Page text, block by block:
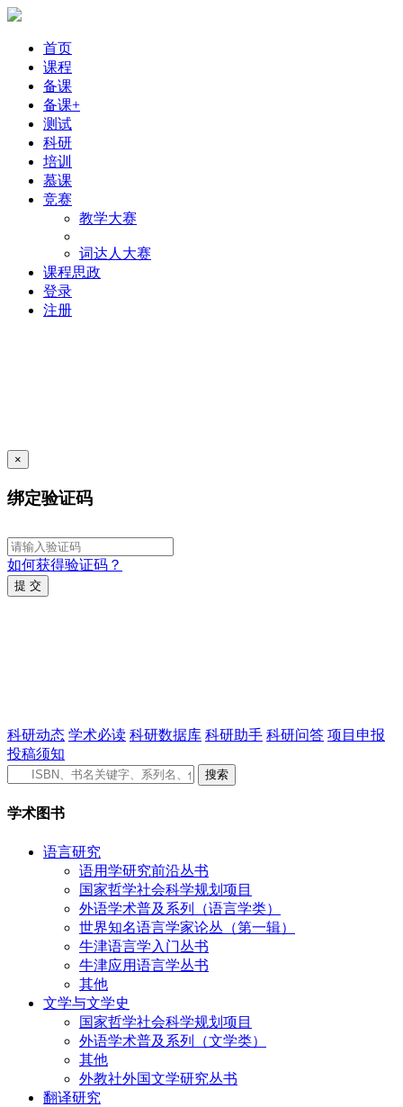
首页
课程
备课
备课+
测试
科研
培训
慕课
竞赛
教学大赛
词达人大赛
课程思政
登录
注册
×
绑定验证码
如何获得验证码？
提 交
科研动态 学术必读 科研数据库 科研助手 科研问答 项目申报
投稿须知
搜索
学术图书
语言研究
语用学研究前沿丛书
国家哲学社会科学规划项目
外语学术普及系列（语言学类）
世界知名语言学家论丛（第一辑）
牛津语言学入门丛书
牛津应用语言学丛书
其他
文学与文学史
国家哲学社会科学规划项目
外语学术普及系列（文学类）
其他
外教社外国文学研究丛书
翻译研究